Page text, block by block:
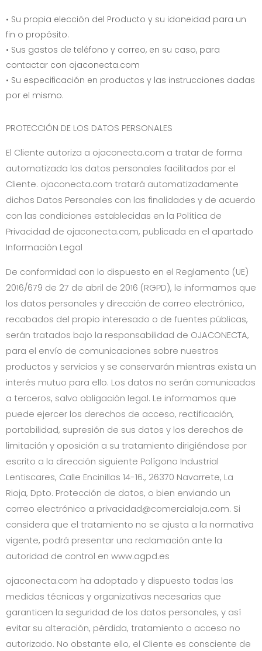
• Su propia elección del Producto y su idoneidad para un
fin o propósito.
• Sus gastos de teléfono y correo, en su caso, para
contactar con ojaconecta.com
• Su especificación en productos y las instrucciones dadas
por el mismo.
PROTECCIÓN DE LOS DATOS PERSONALES
El Cliente autoriza a ojaconecta.com a tratar de forma
automatizada los datos personales facilitados por el
Cliente. ojaconecta.com tratará automatizadamente
dichos Datos Personales con las finalidades y de acuerdo
con las condiciones establecidas en la Política de
Privacidad de ojaconecta.com, publicada en el apartado
Información Legal
De conformidad con lo dispuesto en el Reglamento (UE)
2016/679 de 27 de abril de 2016 (RGPD), le informamos que
los datos personales y dirección de correo electrónico,
recabados del propio interesado o de fuentes públicas,
serán tratados bajo la responsabilidad de OJACONECTA,
para el envío de comunicaciones sobre nuestros
productos y servicios y se conservarán mientras exista un
interés mutuo para ello. Los datos no serán comunicados
a terceros, salvo obligación legal. Le informamos que
puede ejercer los derechos de acceso, rectificación,
portabilidad, supresión de sus datos y los derechos de
limitación y oposición a su tratamiento dirigiéndose por
escrito a la dirección siguiente Polígono Industrial
Lentiscares, Calle Encinillas 14-16., 26370 Navarrete, La
Rioja, Dpto. Protección de datos, o bien enviando un
correo electrónico a privacidad@comercialoja.com. Si
considera que el tratamiento no se ajusta a la normativa
vigente, podrá presentar una reclamación ante la
autoridad de control en www.agpd.es
ojaconecta.com ha adoptado y dispuesto todas las
medidas técnicas y organizativas necesarias que
garanticen la seguridad de los datos personales, y así
evitar su alteración, pérdida, tratamiento o acceso no
autorizado. No obstante ello, el Cliente es consciente de